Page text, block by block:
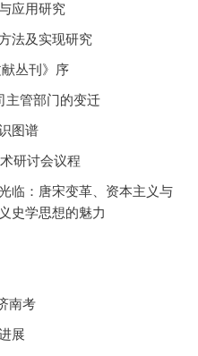
应用研究
法及实现研究
丛刊》序
主管部门的变迁
图谱
研讨会议程
临：唐宋变革、资本主义与
史学思想的魅力
南考
展